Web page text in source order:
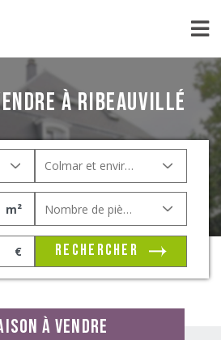
à Ribeauvillé
Colmar et environs
m² Nombre de pièces
€ rechercher
à vendre